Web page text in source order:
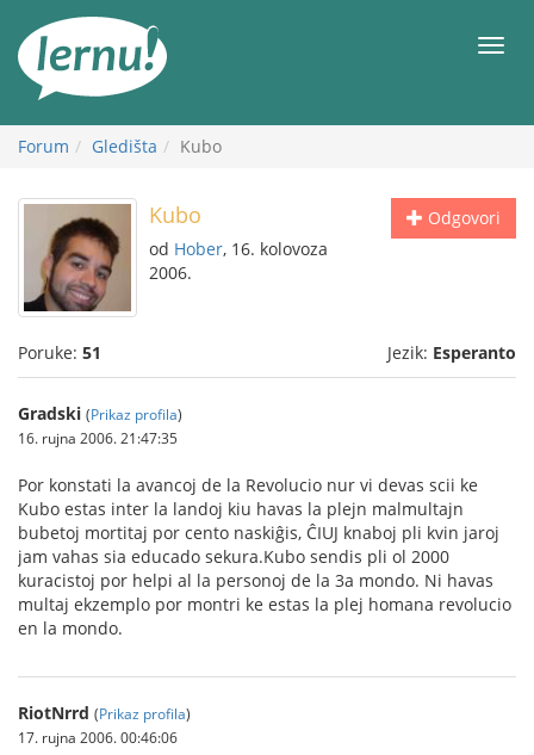
Meni
Forum Gledišta Kubo
Odgovori
Kubo
od Hober, 16. kolovoza
2006.
Poruke: 51 Jezik: Esperanto
Gradski (Prikaz profila)
16. rujna 2006. 21:47:35
Por konstati la avancoj de la Revolucio nur vi devas scii ke
Kubo estas inter la landoj kiu havas la plejn malmultajn
bubetoj mortitaj por cento naskiĝis, ĈIUJ knaboj pli kvin jaroj
jam vahas sia educado sekura.Kubo sendis pli ol 2000
kuracistoj por helpi al la personoj de la 3a mondo. Ni havas
multaj ekzemplo por montri ke estas la plej homana revolucio
en la mondo.
RiotNrrd (Prikaz profila)
17. rujna 2006. 00:46:06